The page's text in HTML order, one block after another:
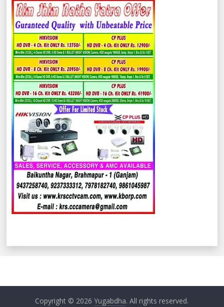
Copyright © 2026Yugabdha. All rights reserved.